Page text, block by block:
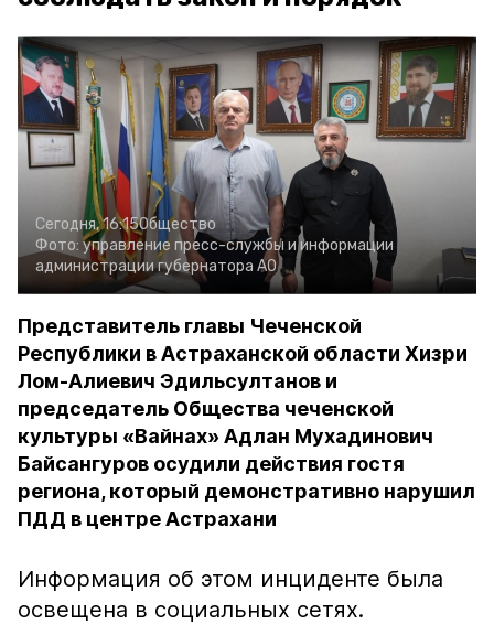
Сегодня, 16:15Общество
Фото: управление пресс-службы и информации
администрации губернатора АО
Представитель главы Чеченской
Республики в Астраханской области Хизри
Лом-Алиевич Эдильсултанов и
председатель Общества чеченской
культуры «Вайнах» Адлан Мухадинович
Байсангуров осудили действия гостя
региона, который демонстративно нарушил
ПДД в центре Астрахани
Информация об этом инциденте была
освещена в социальных сетях.